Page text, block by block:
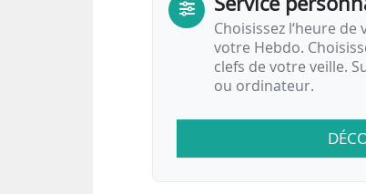
Choisissez l‘heure
votre Hebdo.
clefs de votre veille.
ou ordinateur.